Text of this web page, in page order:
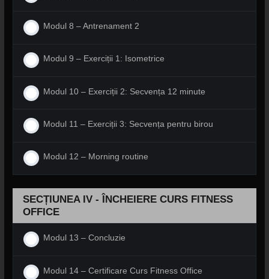
Modul 8 – Antrenament 2
Modul 9 – Exerciții 1: Isometrice
Modul 10 – Exerciții 2: Secvența 12 minute
Modul 11 – Exerciții 3: Secvența pentru birou
Modul 12 – Morning routine
SECȚIUNEA IV - ÎNCHEIERE CURS FITNESS
OFFICE
Modul 13 – Concluzie
Modul 14 – Certificare Curs Fitness Office